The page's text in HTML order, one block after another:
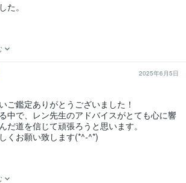
た。
2025年6月5日
ご鑑定ありがとうございました！
中で、レン先生のアドバイスがとても心に響
だ道を信じて頑張ろうと思います。
くお願い致します(*^-^*)